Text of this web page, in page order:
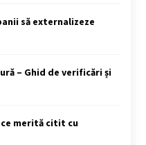
să externalizeze
– Ghid de verificări și
merită citit cu